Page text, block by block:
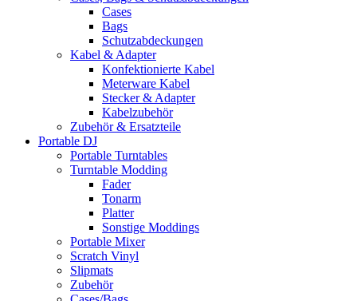
Cases
Bags
Schutzabdeckungen
Kabel & Adapter
Konfektionierte Kabel
Meterware Kabel
Stecker & Adapter
Kabelzubehör
Zubehör & Ersatzteile
Portable DJ
Portable Turntables
Turntable Modding
Fader
Tonarm
Platter
Sonstige Moddings
Portable Mixer
Scratch Vinyl
Slipmats
Zubehör